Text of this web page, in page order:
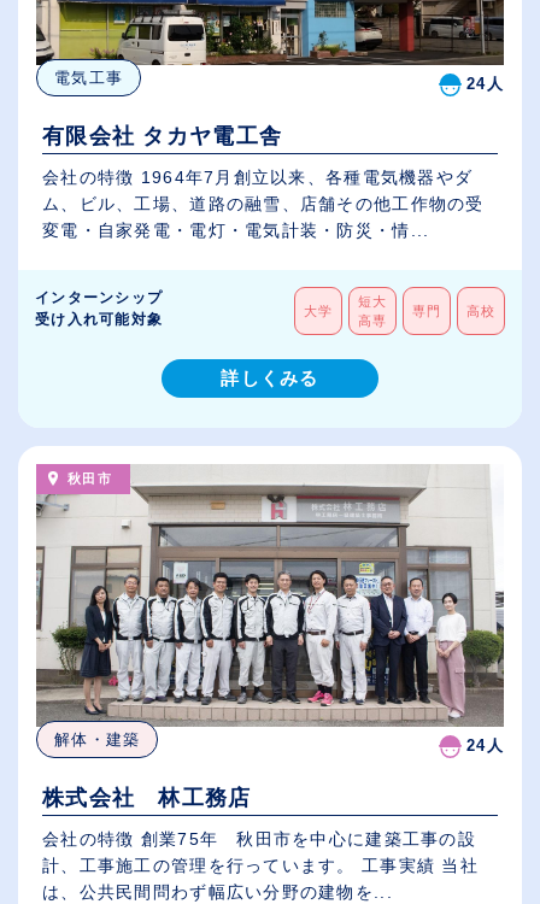
電気工事 24人
有限会社 タカヤ電工舎
会社の特徴 1964年7月創立以来、各種電気機器やダ
ム、ビル、工場、道路の融雪、店舗その他工作物の受
変電・自家発電・電灯・電気計装・防災・情...
インターンシップ
受け入れ可能対象
大学
短大
高専
専門 高校
詳しくみる
秋田市
解体・建築 24人
株式会社 林工務店
会社の特徴 創業75年 秋田市を中心に建築工事の設
計、工事施工の管理を行っています。 工事実績 当社
は、公共民間問わず幅広い分野の建物を...